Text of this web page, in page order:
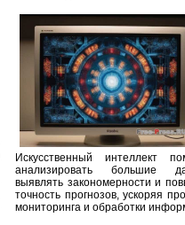
Искусственный интеллект
анализировать большие
выявлять закономерности и
точность прогнозов, ускоряя
мониторинга и обработки